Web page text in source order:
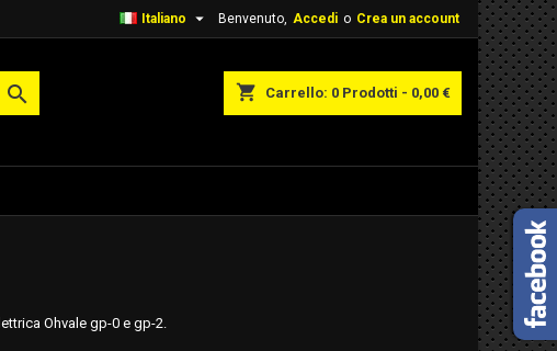
Benvenuto, Accedi o Crea un account
Italiano 
shopping_cart Carrello: 0 Prodotti - 0,00 €

Ohvale gp-0 e gp-2.